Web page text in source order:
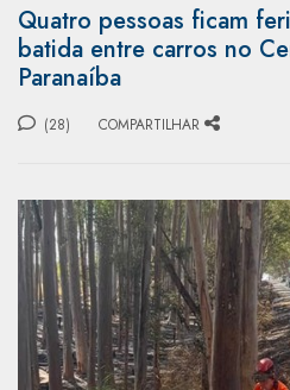
Quatro pessoas ficam
batida entre carros no
Paranaíba
(28) COMPARTILHAR